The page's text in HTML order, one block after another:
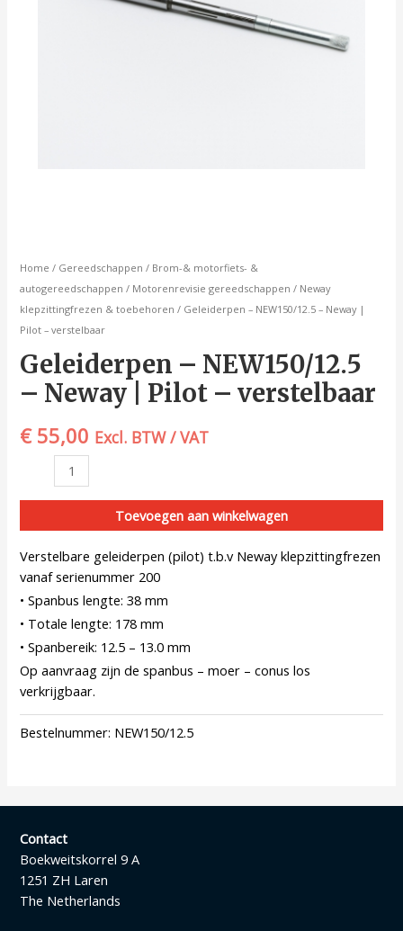
Home / Gereedschappen / Brom-& motorfiets- &
autogereedschappen / Motorenrevisie gereedschappen / Neway
klepzittingfrezen & toebehoren / Geleiderpen – NEW150/12.5 – Neway |
Pilot – verstelbaar
Geleiderpen – NEW150/12.5
– Neway | Pilot – verstelbaar
€55,00 Excl. BTW / VAT
Toevoegen aan winkelwagen
Verstelbare geleiderpen (pilot) t.b.v Neway klepzittingfrezen
vanaf serienummer 200
• Spanbus lengte: 38 mm
• Totale lengte: 178 mm
• Spanbereik: 12.5 – 13.0 mm
Op aanvraag zijn de spanbus – moer – conus los
verkrijgbaar.
Bestelnummer: NEW150/12.5
Contact
Boekweitskorrel 9 A
1251 ZH Laren
The Netherlands